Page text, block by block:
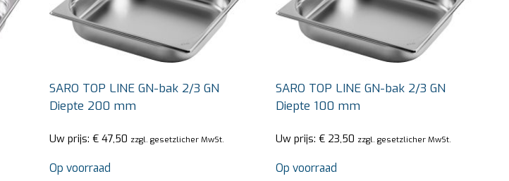
SARO TOP LINE GN-bak 2/3 GN
Diepte 200 mm
Uw prijs: € 47,50 zzgl. gesetzlicher MwSt.
Op voorraad
SARO TOP LINE GN-bak 2/3 GN
Diepte 100 mm
Uw prijs: €23,50 zzgl. gesetzlicher MwSt.
Op voorraad